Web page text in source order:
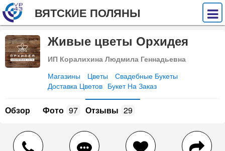
ВЯТСКИЕ ПОЛЯНЫ
Живые цветы Орхидея
ИП Коралихина Людмила Геннадьевна
Магазины Цветы
Свадебные Букеты
Доставка Цветов Букет На Заказ
Обзор Фото 97 Отзывы 29